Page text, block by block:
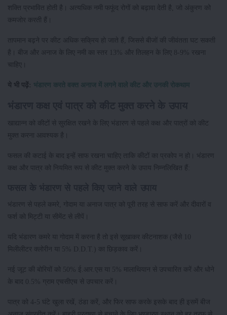
शक्ति प्रभावित होती है। अत्यधिक नमी फफूंद रोगों को बढ़ावा देती है, जो अंकुरण को
कमजोर करती हैं।
तापमान बढ़ने पर कीट अधिक सक्रिय हो जाते हैं, जिससे बीजों की जीवंतता घट सकती
है। बीज और अनाज के लिए नमी का स्तर 13% और तिलहन के लिए 8-9% रखना
चाहिए।
ये भी पढ़ें: भंडारण करते वक्त अनाज में लगने वाले कीट और उनकी रोकथाम
खाद्यान्न को कीटों से सुरक्षित रखने के लिए भंडारण से पहले कक्ष और पात्रों को कीट
मुक्त करना आवश्यक है।
फसल की कटाई के बाद इन्हें साफ रखना चाहिए ताकि कीटों का प्रकोप न हो। भंडारण
कक्ष और पात्र को नियमित रूप से कीट मुक्त करने के उपाय निम्नलिखित हैं:
भंडारण से पहले कमरे, गोदाम या अनाज पात्र को पूरी तरह से साफ करें और दीवारों व
फर्श को मिट्टी या सीमेंट से लीपें।
यदि भंडारण कमरे या गोदाम में करना है तो इसे सूखाकर कीटनाशक (जैसे 10
मिलीलीटर क्लोरीन या 5% D.D.T.) का छिड़काव करें।
नई जूट की बोरियों को 50% ई.आर.एस या 5% मालाथियान से उपचारित करें और धोने
के बाद 0.5% ग्राम एचसीएच से उपचार करें।
पात्र को 4-5 घंटे खुला रखें, ठंडा करें, और फिर साफ करके इसके बाद ही इसमें बीज